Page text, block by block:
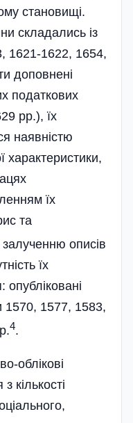
становищі.
складались із
1621-1622, 1654,
доповнені
податкових
pp.), їх
наявністю
характеристики,
їх
та
описів
їх
опубліковані
1570, 1577, 1583,
4.
облікові
кількості